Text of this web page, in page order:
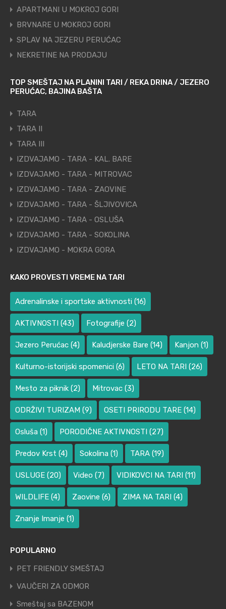
APARTMANI U MOKROJ GORI
BRVNARE U MOKROJ GORI
SPLAV NA JEZERU PERUĆAC
NEKRETINE NA PRODAJU
TOP SMEŠTAJ NA PLANINI TARI / REKA DRINA / JEZERO
PERUĆAC, BAJINA BAŠTA
TARA
TARA II
TARA III
IZDVAJAMO - TARA - KAL. BARE
IZDVAJAMO - TARA - MITROVAC
IZDVAJAMO - TARA - ZAOVINE
IZDVAJAMO - TARA - ŠLJIVOVICA
IZDVAJAMO - TARA - OSLUŠA
IZDVAJAMO - TARA - SOKOLINA
IZDVAJAMO - MOKRA GORA
KAKO PROVESTI VREME NA TARI
Adrenalinske i sportske aktivnosti (16)
AKTIVNOSTI (43) Fotografije (2)
Jezero Perućac (4) Kaludjerske Bare (14) Kanjon (1)
Kulturno-istorijski spomenici (6) LETO NA TARI (26)
Mesto za piknik (2) Mitrovac (3)
ODRŽIVI TURIZAM (9) OSETI PRIRODU TARE (14)
Osluša (1) PORODIČNE AKTIVNOSTI (27)
Predov Krst (4) Sokolina (1) TARA (19)
USLUGE (20) Video (7) VIDIKOVCI NA TARI (11)
WILDLIFE (4) Zaovine (6) ZIMA NA TARI (4)
Znanje Imanje (1)
POPULARNO
PET FRIENDLY SMEŠTAJ
VAUČERI ZA ODMOR
Smeštaj sa BAZENOM